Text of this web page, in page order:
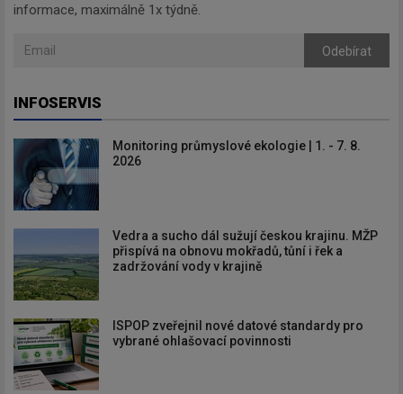
informace, maximálně 1x týdně.
Odebírat
INFOSERVIS
Monitoring průmyslové ekologie | 1. - 7. 8.
2026
Vedra a sucho dál sužují českou krajinu. MŽP
přispívá na obnovu mokřadů, tůní i řek a
zadržování vody v krajině
ISPOP zveřejnil nové datové standardy pro
vybrané ohlašovací povinnosti